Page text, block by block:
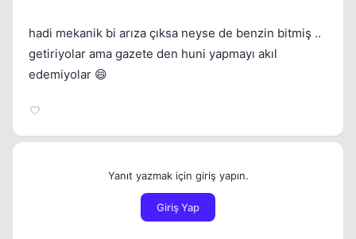
hadi mekanik bi arıza çıksa neyse de benzin bitmiş ..
getiriyolar ama gazete den huni yapmayı akıl
edemiyolar 😄
Yanıt yazmak için giriş yapın.
Giriş Yap